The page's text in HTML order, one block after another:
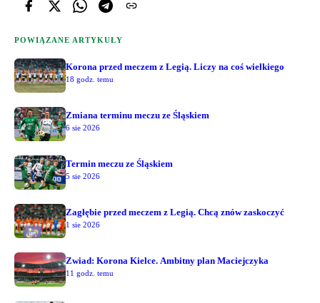
POWIĄZANE ARTYKUŁY
Korona przed meczem z Legią. Liczy na coś wielkiego
18 godz. temu
Zmiana terminu meczu ze Śląskiem
6 sie 2026
Termin meczu ze Śląskiem
5 sie 2026
Zagłębie przed meczem z Legią. Chcą znów zaskoczyć
1 sie 2026
Zwiad: Korona Kielce. Ambitny plan Maciejczyka
11 godz. temu